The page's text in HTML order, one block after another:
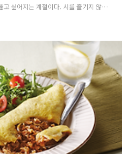
고 싶어지는 계절이다. 시를 즐기지 않아
을 잠시 인용해 본다. 1940년대를 대표
하나에 아름다운 말 한마디씩 불러봅니
던 아이들의 이름과 패, 경, 옥 이런 / 이국
머니된 계집애들의 이름과, / 가난한 이웃
지, 토끼, 노새, 노루, / ‘프랑시스 잠’, ‘라
..